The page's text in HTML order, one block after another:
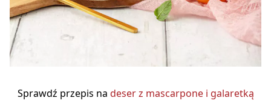
Sprawdź przepis na deser z mascarpone i galaretką